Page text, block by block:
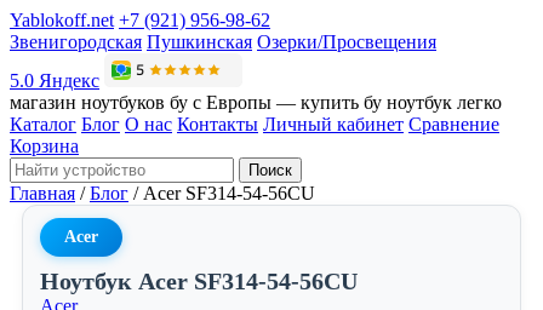
Yablokoff.net +7 (921) 956-98-62
Звенигородская Пушкинская Озерки/Просвещения
5.0 Яндекс
магазин ноутбуков бу с Европы — купить бу ноутбук легко
Каталог Блог О нас Контакты Личный кабинет Сравнение
Корзина
Поиск
Главная / Блог / Acer SF314-54-56CU
Acer
Ноутбук Acer SF314-54-56CU
Acer